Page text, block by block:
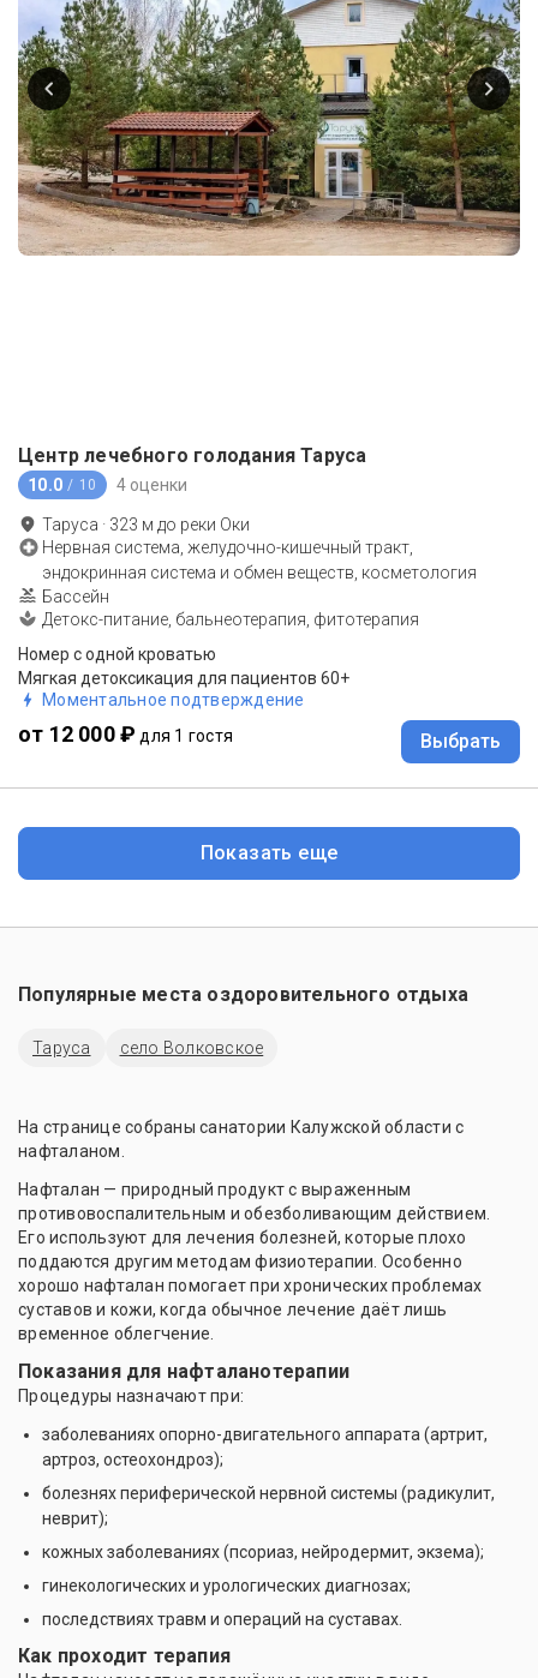
Центр лечебного голодания Таруса
10.0 / 10 4 оценки
Таруса · 323 м до реки Оки
Нервная система, желудочно-кишечный тракт,
эндокринная система и обмен веществ, косметология
Бассейн
Детокс-питание, бальнеотерапия, фитотерапия
Номер с одной кроватью
Мягкая детоксикация для пациентов 60+
Моментальное подтверждение
от 12 000 ₽ для 1 гостя Выбрать
Показать еще
Популярные места оздоровительного отдыха
Таруса село Волковское
На странице собраны санатории Калужской области с
нафталаном.
Нафталан — природный продукт с выраженным
противовоспалительным и обезболивающим действием.
Его используют для лечения болезней, которые плохо
поддаются другим методам физиотерапии. Особенно
хорошо нафталан помогает при хронических проблемах
суставов и кожи, когда обычное лечение даёт лишь
временное облегчение.
Показания для нафталанотерапии
Процедуры назначают при:
заболеваниях опорно-двигательного аппарата (артрит,
артроз, остеохондроз);
болезнях периферической нервной системы (радикулит,
неврит);
кожных заболеваниях (псориаз, нейродермит, экзема);
гинекологических и урологических диагнозах;
последствиях травм и операций на суставах.
Как проходит терапия